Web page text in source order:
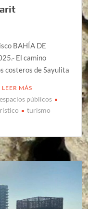
BAHÍA DE
El camino
costeros de Sayulita
LEER MÁS
públicos
turismo